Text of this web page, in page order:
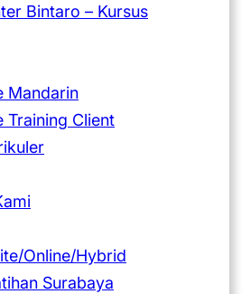
Bintaro – Kursus
Mandarin
Training Client
Online/Hybrid
Surabaya